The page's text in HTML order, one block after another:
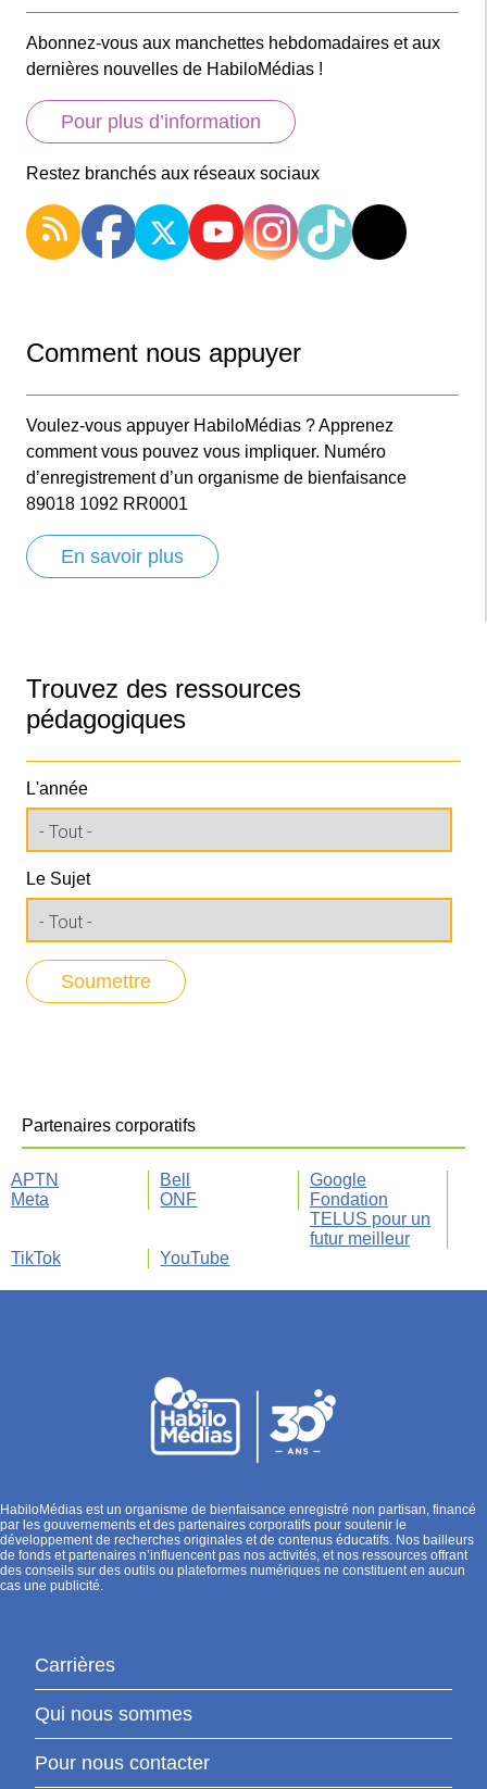
Abonnez-vous aux manchettes hebdomadaires et aux
dernières nouvelles de HabiloMédias !
Pour plus d’information
Restez branchés aux réseaux sociaux
Comment nous appuyer
Voulez-vous appuyer HabiloMédias ? Apprenez
comment vous pouvez vous impliquer. Numéro
d’enregistrement d’un organisme de bienfaisance
89018 1092 RR0001
En savoir plus
Trouvez des ressources
pédagogiques
L'année
Le Sujet
Partenaires corporatifs
APTN Bell
Google
Meta
ONF
Fondation
TELUS pour un
futur meilleur
TikTok
YouTube
HabiloMédias est un organisme de bienfaisance enregistré non partisan, financé
par les gouvernements et des partenaires corporatifs pour soutenir le
développement de recherches originales et de contenus éducatifs. Nos bailleurs
de fonds et partenaires n’influencent pas nos activités, et nos ressources offrant
des conseils sur des outils ou plateformes numériques ne constituent en aucun
cas une publicité.
Carrières
Qui nous sommes
Pour nous contacter